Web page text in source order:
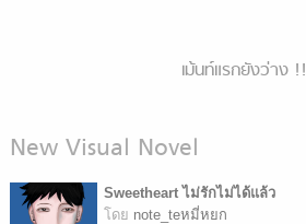
เม้นท์แรกยังว่าง !!
New Visual Novel
Sweetheart ไม่รักไม่ได้แล้ว
โดย note_teหมี่หยก